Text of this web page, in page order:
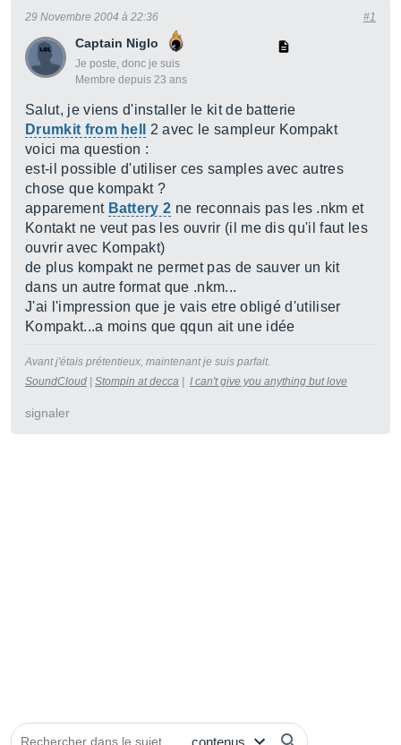
Captain Niglo
Je poste, donc je suis
Membre depuis 23 ans
29 Novembre 2004 à 22:36 #1
Salut, je viens d'installer le kit de batterie
Drumkit from hell
2 avec le sampleur Kompakt
voici ma question :
est-il possible d'utiliser ces samples avec autres
chose que kompakt ?
apparement Battery 2 ne reconnais pas les .nkm et
Kontakt ne veut pas les ouvrir (il me dis qu'il faut les
ouvrir avec Kompakt)
de plus kompakt ne permet pas de sauver un kit
dans un autre format que .nkm...
J'ai l'impression que je vais etre obligé d'utiliser
Kompakt...a moins que qqun ait une idée
Avant j'étais prétentieux, maintenant je suis parfait.
SoundCloud
Stompin at decca I can't give you anything but love
signaler